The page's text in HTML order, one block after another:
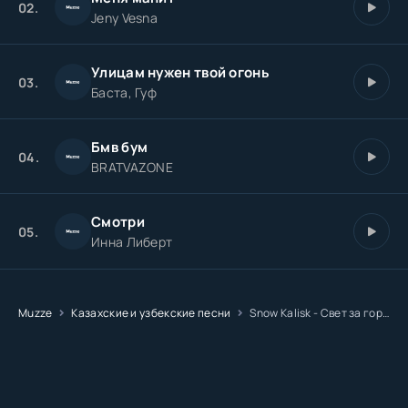
02.
Jeny Vesna
03. Улицам нужен твой огонь
Баста, Гуф
04. Бмв бум
BRATVAZONE
05. Смотри
Инна Либерт
Muzze Казахские и узбекские песни Snow Kalisk - Свет за горизонтом